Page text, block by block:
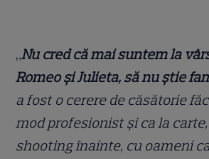
„Nu cred că mai suntem la
Romeo și Julieta, să nu știe
a fost o cerere de căsătorie
mod profesionist și ca la
shooting înainte, cu oameni